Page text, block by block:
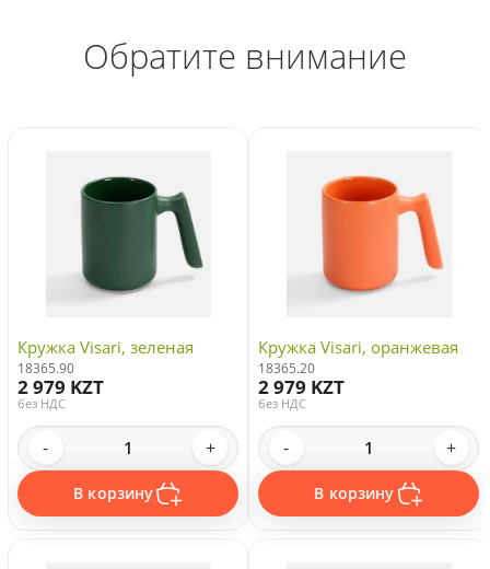
Обратите внимание
Кружка Visari, зеленая
18365.90
2 979 KZT
без НДС
- +
В корзину
Кружка Visari, оранжевая
18365.20
2 979 KZT
без НДС
- +
В корзину